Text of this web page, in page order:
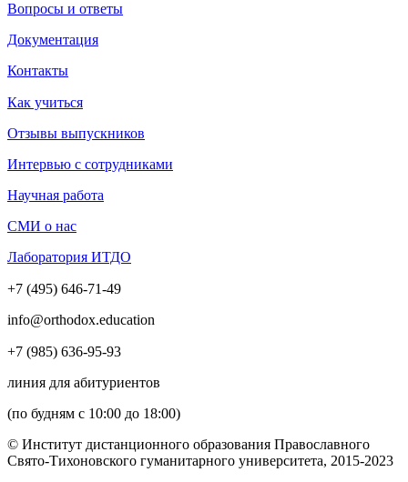
Вопросы и ответы
Документация
Контакты
Как учиться
Отзывы выпускников
Интервью с сотрудниками
Научная работа
СМИ о нас
Лаборатория ИТДО
+7 (495) 646-71-49
info@orthodox.education
+7 (985) 636-95-93
линия для абитуриентов
(по будням с 10:00 до 18:00)
© Институт дистанционного образования Православного
Свято-Тихоновского гуманитарного университета, 2015-2023